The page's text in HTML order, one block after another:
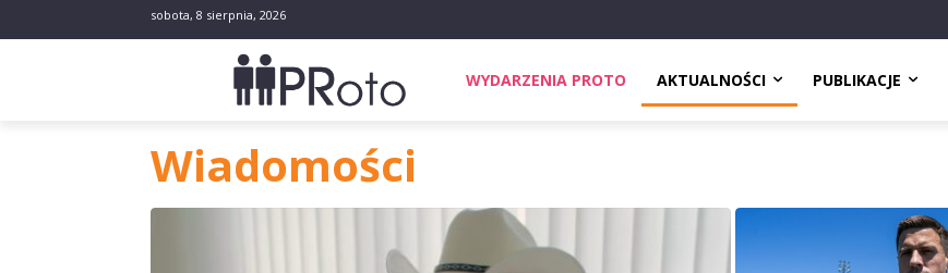
sobota, 8 sierpnia, 2026
WYDARZENIA PROTO AKTUALNOŚCI PUBLIKACJE
Wiadomości